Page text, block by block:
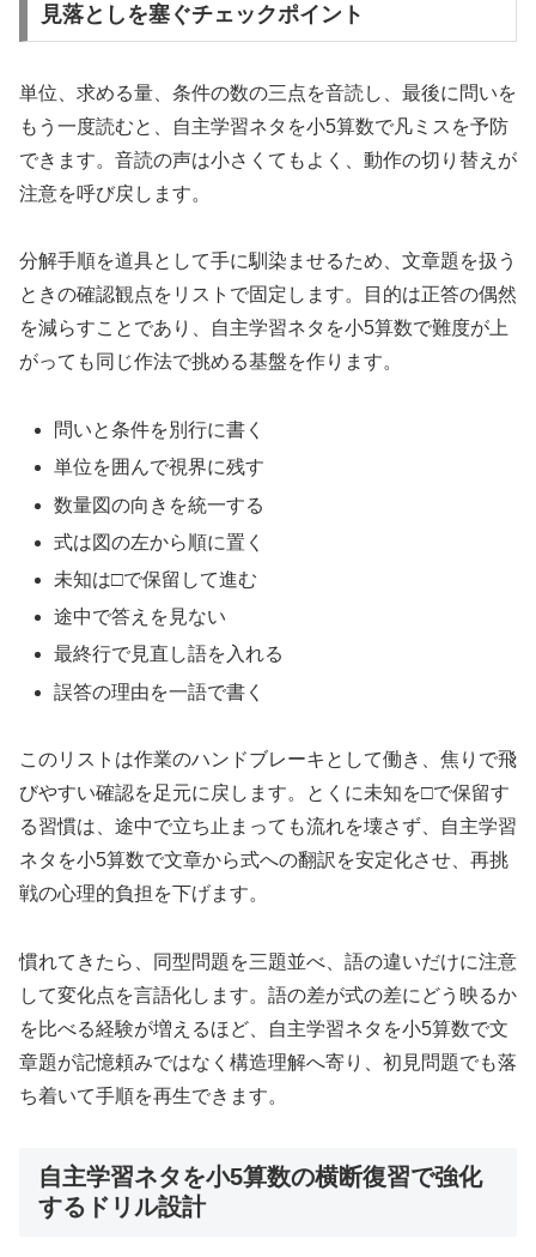
見落としを塞ぐチェックポイント
単位、求める量、条件の数の三点を音読し、最後に問いを
もう一度読むと、自主学習ネタを小5算数で凡ミスを予防
できます。音読の声は小さくてもよく、動作の切り替えが
注意を呼び戻します。
分解手順を道具として手に馴染ませるため、文章題を扱う
ときの確認観点をリストで固定します。目的は正答の偶然
を減らすことであり、自主学習ネタを小5算数で難度が上
がっても同じ作法で挑める基盤を作ります。
問いと条件を別行に書く
単位を囲んで視界に残す
数量図の向きを統一する
式は図の左から順に置く
未知は□で保留して進む
途中で答えを見ない
最終行で見直し語を入れる
誤答の理由を一語で書く
このリストは作業のハンドブレーキとして働き、焦りで飛
びやすい確認を足元に戻します。とくに未知を□で保留す
る習慣は、途中で立ち止まっても流れを壊さず、自主学習
ネタを小5算数で文章から式への翻訳を安定化させ、再挑
戦の心理的負担を下げます。
慣れてきたら、同型問題を三題並べ、語の違いだけに注意
して変化点を言語化します。語の差が式の差にどう映るか
を比べる経験が増えるほど、自主学習ネタを小5算数で文
章題が記憶頼みではなく構造理解へ寄り、初見問題でも落
ち着いて手順を再生できます。
自主学習ネタを小5算数の横断復習で強化
するドリル設計